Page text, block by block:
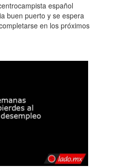
español
buen puerto y se espera
en los próximos